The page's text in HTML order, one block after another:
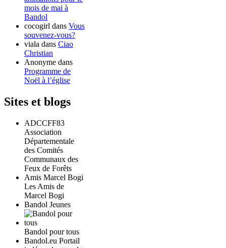
mois de mai à
Bandol
cocogirl dans Vous
souvenez-vous?
viala dans Ciao
Christian
Anonyme dans
Programme de
Noël à l’église
Sites et blogs
ADCCFF83
Association
Départementale
des Comités
Communaux des
Feux de Forêts
Amis Marcel Bogi
Les Amis de
Marcel Bogi
Bandol Jeunes
Bandol pour tous
Bandol.eu Portail